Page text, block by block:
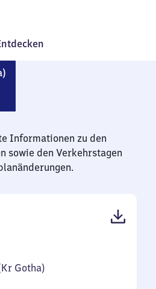
Informationen zu den
sowie den Verkehrstagen
Gotha)